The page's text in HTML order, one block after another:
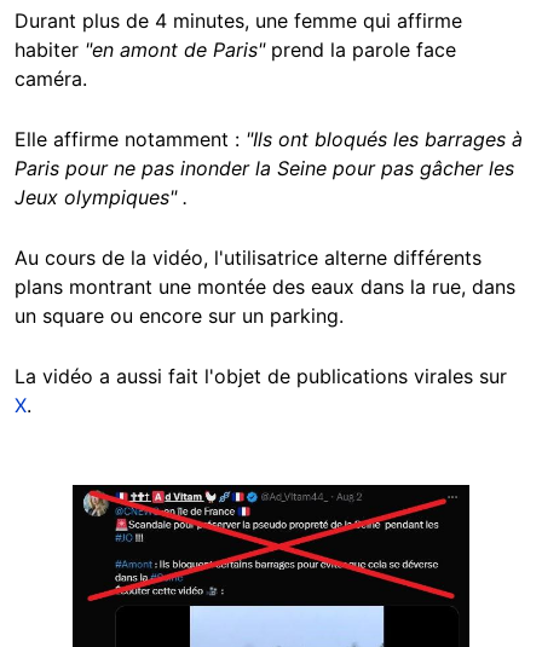
Durant plus de 4 minutes, une femme qui affirme
habiter "en amont de Paris" prend la parole face
caméra.
Elle affirme notamment : "Ils ont bloqués les barrages à
Paris pour ne pas inonder la Seine pour pas gâcher les
Jeux olympiques" .
Au cours de la vidéo, l'utilisatrice alterne différents
plans montrant une montée des eaux dans la rue, dans
un square ou encore sur un parking.
La vidéo a aussi fait l'objet de publications virales sur
X.